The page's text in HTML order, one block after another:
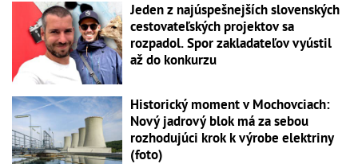
Jeden z najúspešnejších slovenských
cestovateľských projektov sa
rozpadol. Spor zakladateľov vyústil
až do konkurzu
Historický moment v Mochovciach:
Nový jadrový blok má za sebou
rozhodujúci krok k výrobe elektriny
(foto)